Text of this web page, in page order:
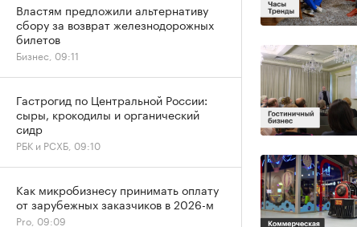
Властям предложили альтернативу
сбору за возврат железнодорожных
билетов
Бизнес, 09:11
Гастрогид по Центральной России:
сыры, крокодилы и органический
сидр
РБК и РСХБ, 09:10
Как микробизнесу принимать оплату
от зарубежных заказчиков в 2026-м
Pro, 09:09